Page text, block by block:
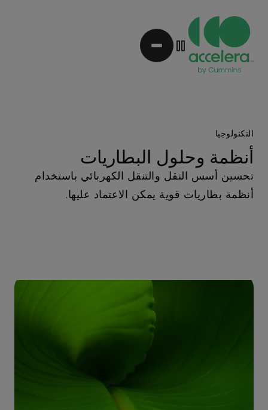
المحتوى
الرئيسي
التكنولوجيا
أنظمة وحلول البطاريات
تحسين أسس النقل والتنقل الكهربائي باستخدام
أنظمة بطاريات قوية يمكن الاعتماد عليها.